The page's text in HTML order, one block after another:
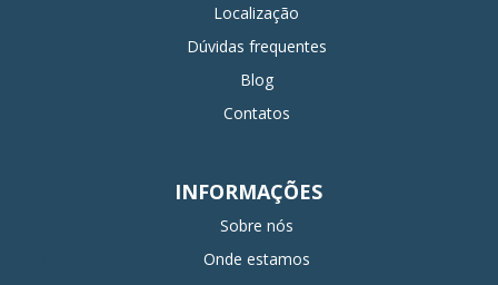
Localização
Dúvidas frequentes
Blog
Contatos
INFORMAÇÕES
Sobre nós
Onde estamos